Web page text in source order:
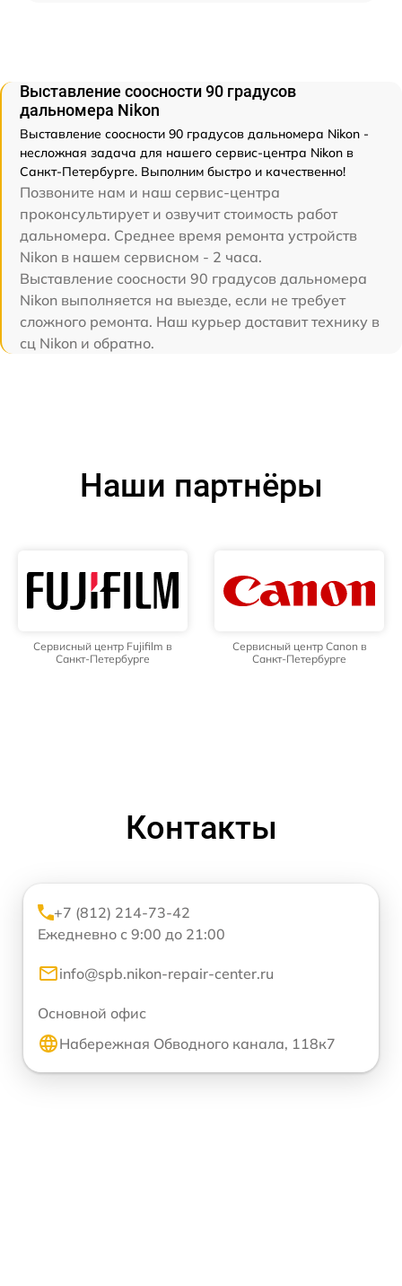
Выставление соосности 90 градусов
дальномера Nikon
Выставление соосности 90 градусов дальномера Nikon -
несложная задача для нашего сервис-центра Nikon в
Санкт-Петербурге. Выполним быстро и качественно!
Позвоните нам и наш сервис-центра
проконсультирует и озвучит стоимость работ
дальномера. Среднее время ремонта устройств
Nikon в нашем сервисном - 2 часа.
Выставление соосности 90 градусов дальномера
Nikon выполняется на выезде, если не требует
сложного ремонта. Наш курьер доставит технику в
сц Nikon и обратно.
Наши партнёры
Сервисный центр Fujifilm в
Санкт-Петербурге
Сервисный центр Canon в
Санкт-Петербурге
Контакты
+7 (812) 214-73-42
Ежедневно с 9:00 до 21:00
info@spb.nikon-repair-center.ru
Основной офис
Набережная Обводного канала, 118к7